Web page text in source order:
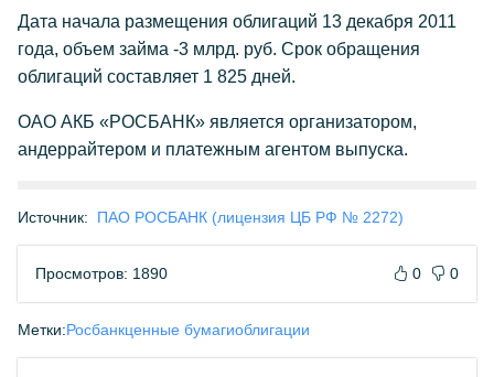
Дата начала размещения облигаций 13 декабря 2011
года, объем займа -3 млрд. руб. Срок обращения
облигаций составляет 1 825 дней.
ОАО АКБ «РОСБАНК» является организатором,
андеррайтером и платежным агентом выпуска.
Источник: ПАО РОСБАНК (лицензия ЦБ РФ № 2272)
Просмотров: 1890 0 0
Метки:Росбанкценные бумагиоблигации